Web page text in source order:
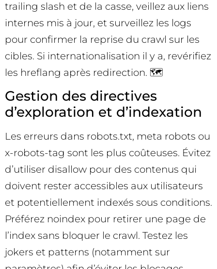
trailing slash et de la casse, veillez aux liens
internes mis à jour, et surveillez les logs
pour confirmer la reprise du crawl sur les
cibles. Si internationalisation il y a, revérifiez
les hreflang après redirection. 🗺️
Gestion des directives
d’exploration et d’indexation
Les erreurs dans robots.txt, meta robots ou
x-robots-tag sont les plus coûteuses. Évitez
d’utiliser disallow pour des contenus qui
doivent rester accessibles aux utilisateurs
et potentiellement indexés sous conditions.
Préférez noindex pour retirer une page de
l’index sans bloquer le crawl. Testez les
jokers et patterns (notamment sur